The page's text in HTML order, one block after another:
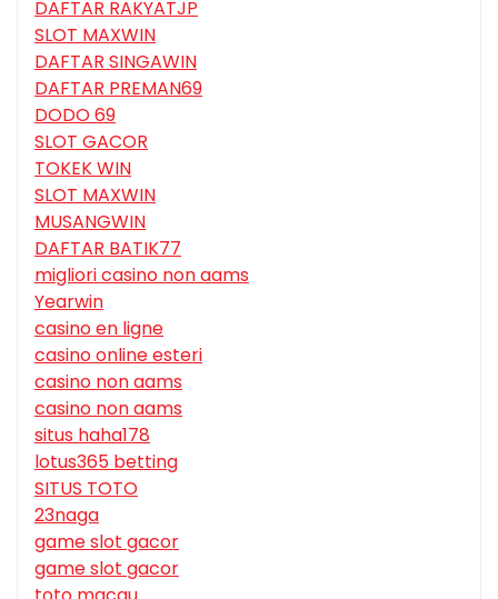
DAFTAR RAKYATJP
SLOT MAXWIN
DAFTAR SINGAWIN
DAFTAR PREMAN69
DODO 69
SLOT GACOR
TOKEK WIN
SLOT MAXWIN
MUSANGWIN
DAFTAR BATIK77
migliori casino non aams
Yearwin
casino en ligne
casino online esteri
casino non aams
casino non aams
situs haha178
lotus365 betting
SITUS TOTO
23naga
game slot gacor
game slot gacor